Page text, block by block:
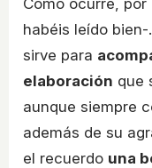
habéis leído
sirve para
elaboración que
aunque siempre
además de su
el recuerdo una